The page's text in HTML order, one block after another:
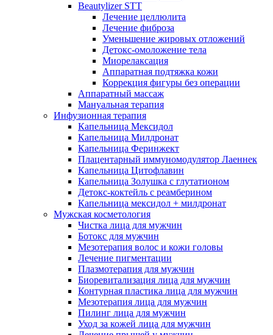
Beautylizer STT
Лечение целлюлита
Лечение фиброза
Уменьшение жировых отложений
Детокс-омоложение тела
Миорелаксация
Аппаратная подтяжка кожи
Коррекция фигуры без операции
Аппаратный массаж
Мануальная терапия
Инфузионная терапия
Капельница Мексидол
Капельница Милдронат
Капельница Феринжект
Плацентарный иммуномодулятор Лаеннек
Капельница Цитофлавин
Капельница Золушка с глутатионом
Детокс-коктейль с реамберином
Капельница мексидол + милдронат
Мужская косметология
Чистка лица для мужчин
Ботокс для мужчин
Мезотерапия волос и кожи головы
Лечение пигментации
Плазмотерапия для мужчин
Биоревитализация лица для мужчин
Контурная пластика лица для мужчин
Мезотерапия лица для мужчин
Пилинг лица для мужчин
Уход за кожей лица для мужчин